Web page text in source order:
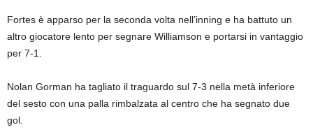
Fortes è apparso per la seconda volta nell’inning e ha battuto un
altro giocatore lento per segnare Williamson e portarsi in vantaggio
per 7-1.
Nolan Gorman ha tagliato il traguardo sul 7-3 nella metà inferiore
del sesto con una palla rimbalzata al centro che ha segnato due
gol.